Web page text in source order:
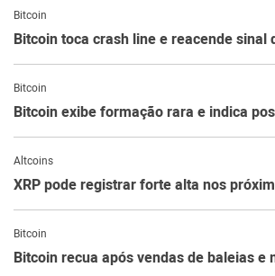
Bitcoin
Bitcoin toca crash line e reacende sinal
Bitcoin
Bitcoin exibe formação rara e indica
Altcoins
XRP pode registrar forte alta nos
Bitcoin
Bitcoin recua após vendas de baleias e